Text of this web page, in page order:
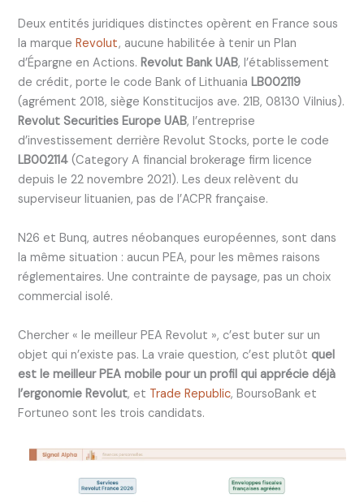
Deux entités juridiques distinctes opèrent en France sous
la marqueRevolut, aucune habilitée à tenir un Plan
d’Épargne en Actions.Revolut Bank UAB, l’établissement
de crédit, porte le code Bank of LithuaniaLB002119
(agrément 2018, siège Konstitucijos ave. 21B, 08130 Vilnius).
Revolut Securities Europe UAB, l’entreprise
d’investissement derrière Revolut Stocks, porte le code
LB002114 (Category A financial brokerage firm licence
depuis le 22 novembre 2021). Les deux relèvent du
superviseur lituanien, pas de l’ACPR française.
N26 et Bunq, autres néobanques européennes, sont dans
la même situation : aucun PEA, pour les mêmes raisons
réglementaires. Une contrainte de paysage, pas un choix
commercial isolé.
Chercher « le meilleur PEA Revolut », c’est buter sur un
objet qui n’existe pas. La vraie question, c’est plutôtquel
est le meilleur PEA mobile pour un profil qui apprécie déjà
l’ergonomie Revolut, et Trade Republic, BoursoBank et
Fortuneo sont les trois candidats.